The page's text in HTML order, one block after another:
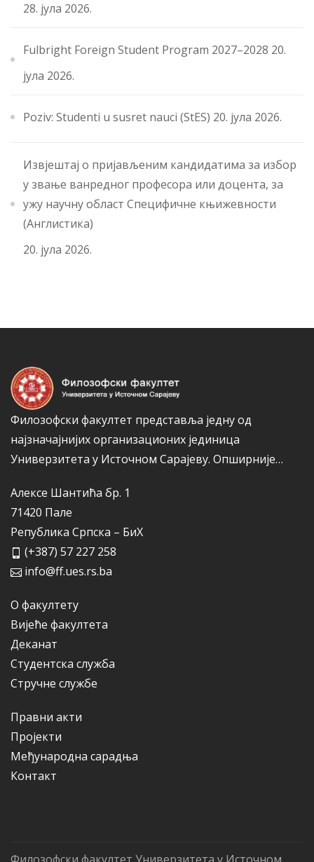
28. јула 2026.
Fulbright Foreign Student Program 2027–2028 20.
јула 2026.
Poziv: Studenti u susret nauci (StES) 20. јула 2026.
Извјештај о пријављеним кандидатима за избор
у звање ванредног професора или доцента, за
ужу научну област Специфичне књижевности
(Англистика)
20. јула 2026.
Филозофски факултет представља једну од
најзначајнијих организационих јединица
Универзитета у Источном Сарајеву. Опширније…
Алексе Шантића бр. 1
71420 Пале
Република Српска – БиХ
(+387) 57 227 258
info@ff.ues.rs.ba
О факултету
Вијеће факултета
Деканат
Студентска служба
Стручне службе
Правни акти
Пројекти
Међународна сарадња
Контакт